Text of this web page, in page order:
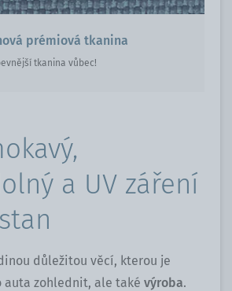
prémiová tkanina
tkanina vůbec!
a UV záření
důležitou věcí, kterou je
auta zohlednit, ale také výroba.